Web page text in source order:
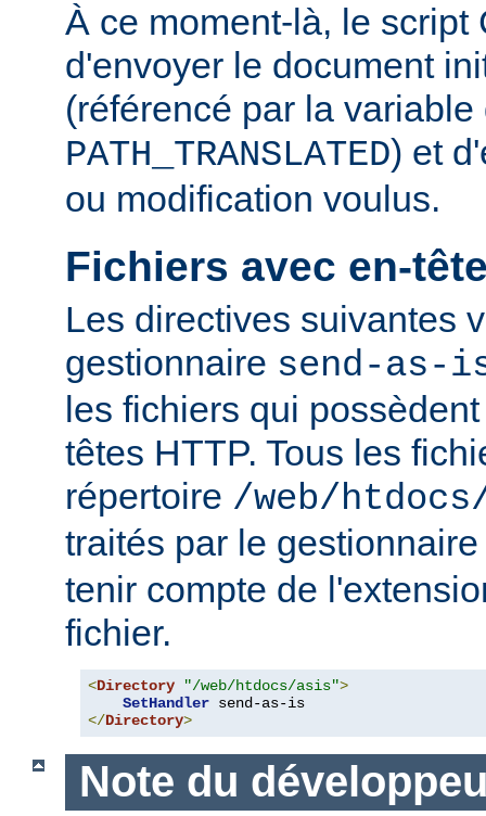
À ce moment-là, le script
d'envoyer le document
(référencé par la
PATH_TRANSLATED) et
ou modification voulus.
Fichiers avec en-
Les directives suivantes
gestionnaire send-as-
les fichiers qui
têtes HTTP. Tous les
répertoire /web/
traités par le
tenir compte de
fichier.
<Directory "/web/htdocs/asis">
SetHandler
</Directory>
Note du